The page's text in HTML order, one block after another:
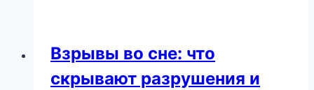
пытается
вам
Взрывы во сне: что
скрывают разрушения и